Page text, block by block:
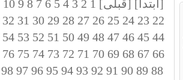
[ابتدا] [قبلی] 1
2
3
4
5
6
7
8
9
10
22
23
24
25
26
27
28
29
30
31
32
44
45
46
47
48
49
50
51
52
53
54
66
67
68
69
70
71
72
73
74
75
76
88
89
90
91
92
93
94
95
96
97
98